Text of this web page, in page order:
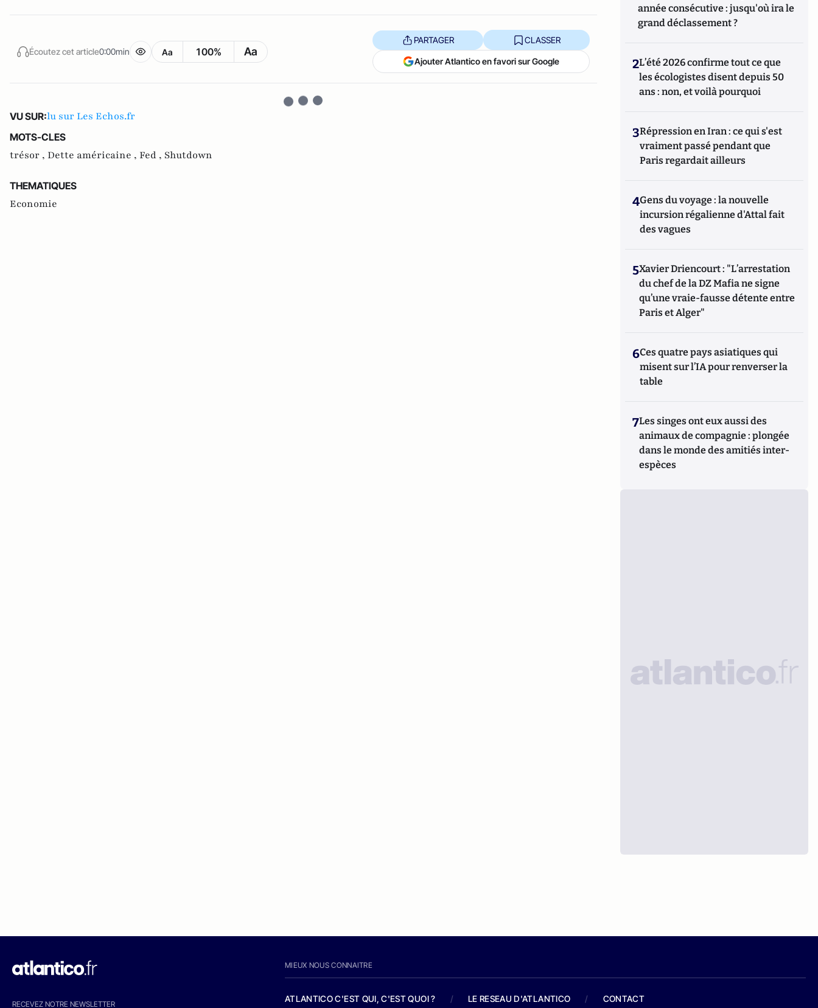
Écoutez cet article0:00min Aa 100% Aa
PARTAGER CLASSER
Ajouter Atlantico en favori sur Google
VU SUR:lu sur Les Echos.fr
MOTS-CLES
trésor , Dette américaine , Fed , Shutdown
THEMATIQUES
Economie
année consécutive : jusqu'où ira le
grand déclassement ?
2L’été 2026 confirme tout ce que
les écologistes disent depuis 50
ans : non, et voilà pourquoi
3Répression en Iran : ce qui s'est
vraiment passé pendant que
Paris regardait ailleurs
4Gens du voyage : la nouvelle
incursion régalienne d'Attal fait
des vagues
5Xavier Driencourt : "L’arrestation
du chef de la DZ Mafia ne signe
qu’une vraie-fausse détente entre
Paris et Alger"
6Ces quatre pays asiatiques qui
misent sur l’IA pour renverser la
table
7Les singes ont eux aussi des
animaux de compagnie : plongée
dans le monde des amitiés inter-
espèces
RECEVEZ NOTRE NEWSLETTER
MIEUX NOUS CONNAITRE
ATLANTICO C'EST QUI, C'EST QUOI ? / LE RESEAU D'ATLANTICO / CONTACT